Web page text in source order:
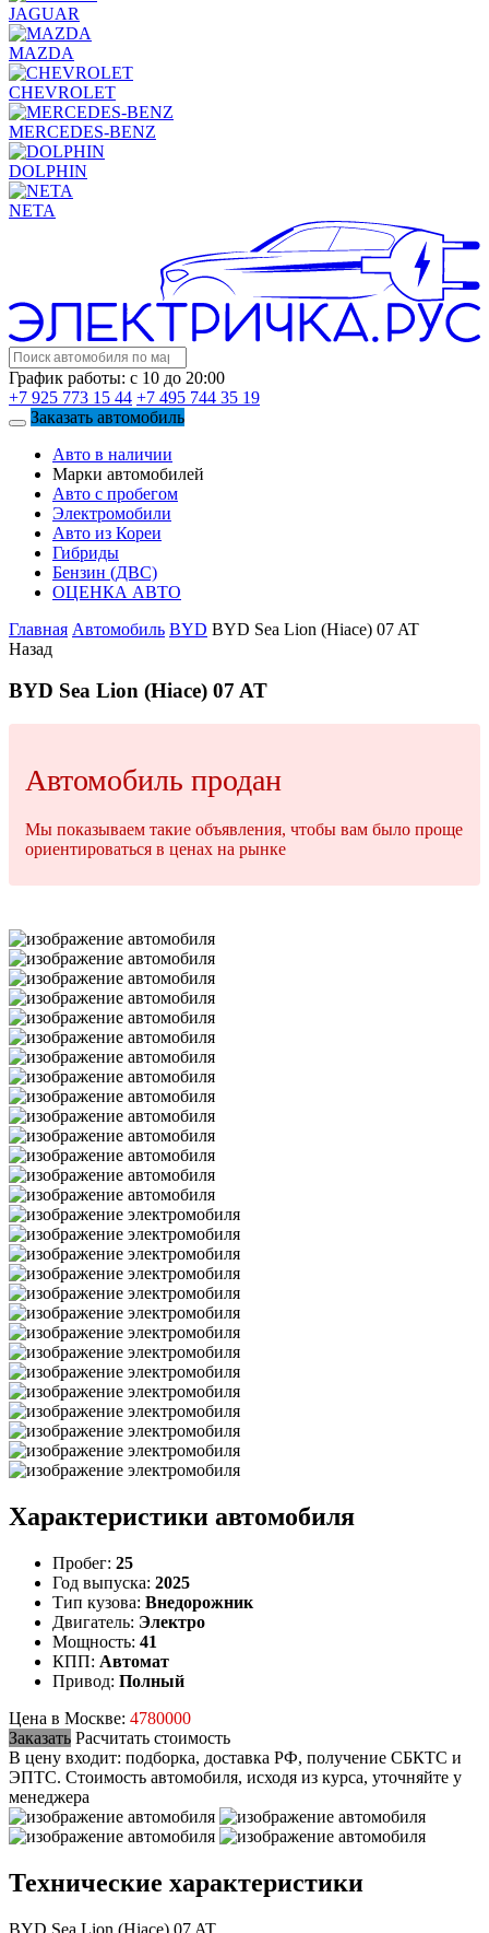
JAGUAR
MAZDA
CHEVROLET
MERCEDES-BENZ
DOLPHIN
NETA
График работы: с 10 до 20:00
+7 925 773 15 44 +7 495 744 35 19
Заказать автомобиль
Авто в наличии
Марки автомобилей
Авто с пробегом
Электромобили
Авто из Кореи
Гибриды
Бензин (ДВС)
ОЦЕНКА АВТО
Главная Автомобиль BYD BYD Sea Lion (Hiace) 07 AT
Назад
BYD Sea Lion (Hiace) 07 AT
Автомобиль продан
Мы показываем такие объявления, чтобы вам было проще
ориентироваться в ценах на рынке
Характеристики автомобиля
Пробег: 25
Год выпуска: 2025
Тип кузова: Внедорожник
Двигатель: Электро
Мощность: 41
КПП: Автомат
Привод: Полный
Цена в Москве: 4780000
Заказать Расчитать стоимость
В цену входит: подборка, доставка РФ, получение СБКТС и
ЭПТС. Стоимость автомобиля, исходя из курса, уточняйте у
менеджера
Технические характеристики
BYD Sea Lion (Hiace) 07 AT